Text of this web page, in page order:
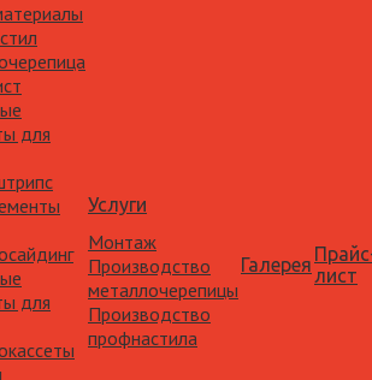
для
для
Услуги
Монтаж
Производство
металлочерепицы
Производство
профнастила
Галерея лист